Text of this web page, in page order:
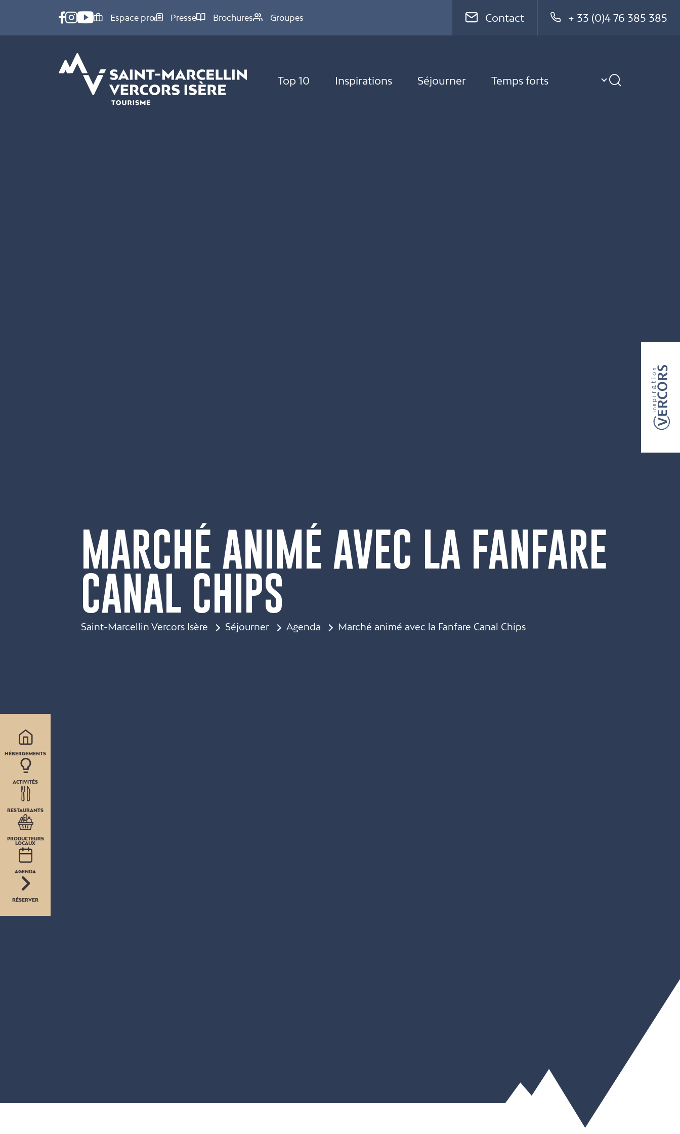
Espace pro Presse Brochures Groupes Contact + 33 (0)4 76 385 385
Top 10 Inspirations Séjourner Temps forts
MARCHÉ ANIMÉ AVEC LA FANFARE
CANAL CHIPS
Saint-Marcellin Vercors Isère Séjourner Agenda Marché animé avec la Fanfare Canal Chips
HÉBERGEMENTS
ACTIVITÉS
RESTAURANTS
PRODUCTEURS
LOCAUX
AGENDA
RÉSERVER